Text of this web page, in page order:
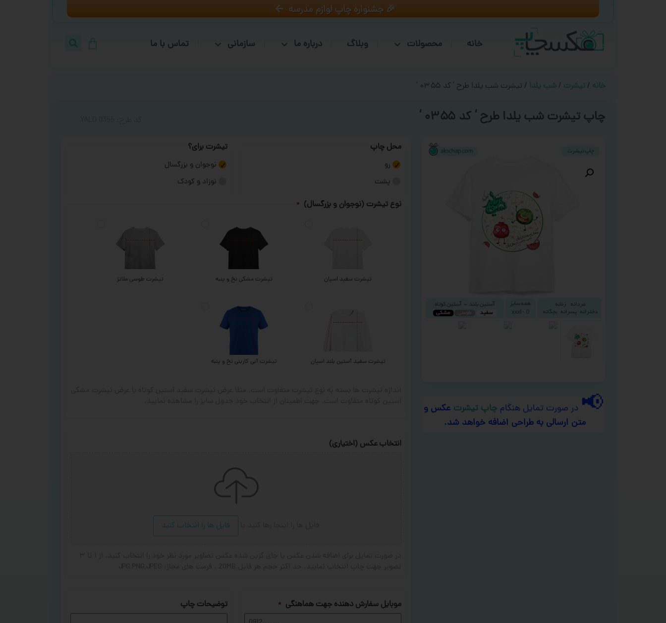
🎉 جشنواره چاپ لوازم مدرسه
خانه محصولات وبلاگ درباره ما سازمانی تماس با ما
خانه / تیشرت / شب یلدا / تیشرت شب یلدا طرح ‘ کد ۰۳۵۵ ‘
چاپ تیشرت شب یلدا طرح ‘ کد ۰۳۵۵ ‘
📢 در صورت تمایل هنگام چاپ تیشرت عکس و
متن ارسالی به طراحی اضافه خواهد شد.
محل چاپ
رو
پشت
تیشرت برای؟
نوجوان و بزرگسال
نوزاد و کودک
نوع تیشرت (نوجوان و بزرگسال) *
تیشرت سفید اسپان تیشرت مشکی نخ و پنبه تیشرت طوسی ملانژ
تیشرت سفید آستین بلند اسپان تیشرت آبی کاربنی نخ و پنبه
انتخاب عکس (اختیاری)
فایل ها را انتخاب کنید
موبایل سفارش دهنده جهت هماهنگی * توضیحات چاپ